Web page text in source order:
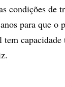
condições de
para que o
capacidade